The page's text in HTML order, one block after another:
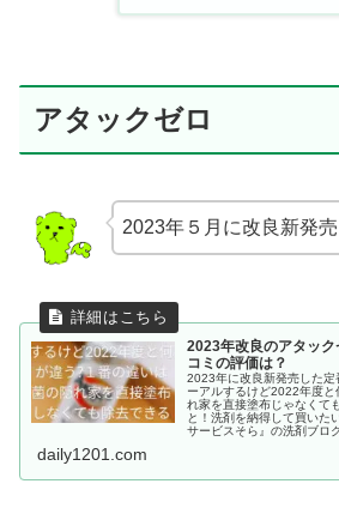
アタックゼロ
2023年５月に改良新発売
2023年改良のアタック
コミの評価は？
2023年に改良新発売した定
ーアルするけど2022年度
れ家を直接塗布じゃなくて
と！洗剤を納得して買いた
サービスそら』の洗剤ブロ
daily1201.com